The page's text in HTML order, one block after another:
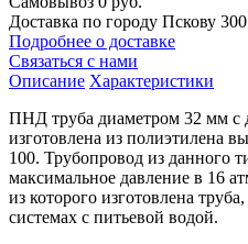
Доставка по городу Пскову
Подробнее о доставке
Связаться с нами
Описание Характеристики
ПНД труба диаметром 32 мм с
изготовлена из полиэтилена
100. Трубопровод из данного
максимальное давление в 16
из которого изготовлена
системах с питьевой водой.